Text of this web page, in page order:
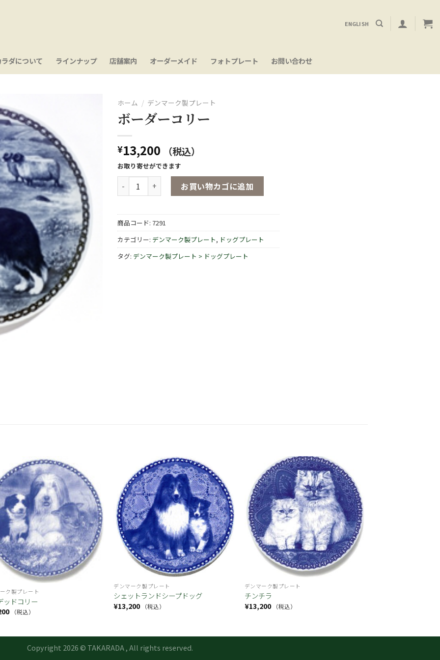
ENGLISH
ダについて ラインナップ 店舗案内 オーダーメイド フォトプレート お問い合わせ
ホーム / デンマーク製プレート
ボーダーコリー
¥13,200 （税込）
お取り寄せができます
ボーダーコリー個 お買い物カゴに追加
商品コード: 7291
カテゴリー: デンマーク製プレート, ドッグプレート
タグ: デンマーク製プレート > ドッグプレート
お気
に入
り
ク製プレート
ッドコリー
（税込）
お気
に入
り
デンマーク製プレート
シェットランドシープドッグ
¥13,200 （税込）
お気
に入
り
デンマーク製プレート
チンチラ
¥13,200 （税込）
Copyright 2026 © TAKARADA , All rights reserved.